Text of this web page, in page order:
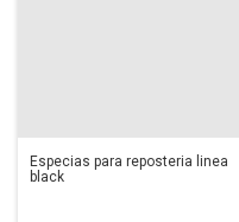
Especias para reposteria linea
black